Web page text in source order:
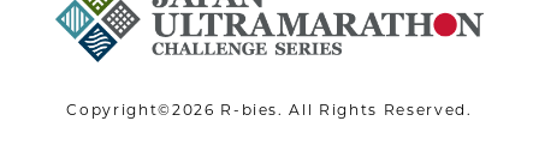
Copyright©2026 R-bies. All Rights Reserved.